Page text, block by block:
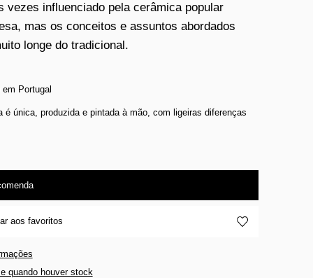
vezes influenciado pela cerâmica popular
mas os conceitos e assuntos abordados
longe do tradicional.
em Portugal
é única, produzida e pintada à mão, com ligeiras diferenças
aos favoritos
quando houver stock